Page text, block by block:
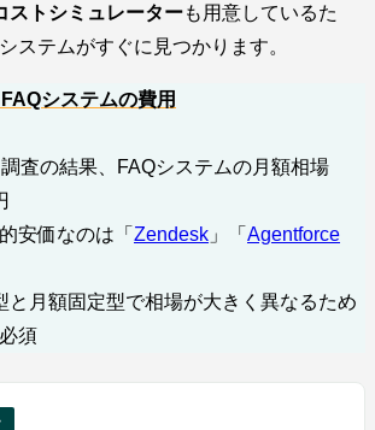
ストシミュレーターも用意しているた
ステムがすぐに見つかります。
システムの費用
査の結果、FAQシステムの月額相場
安価なのは「 Zendesk 」「 Agentforce
と月額固定型で相場が大きく異なるため
須